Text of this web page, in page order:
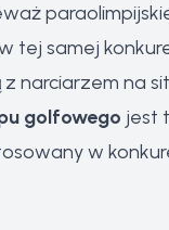
tej samej
narciarzem na
golfowego jest
w